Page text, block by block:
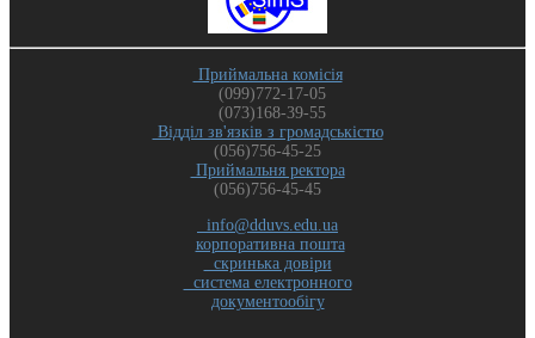
Приймальна комісія
(099)772-17-05
(073)168-39-55
Відділ зв'язків з громадськістю
(056)756-45-25
Приймальня ректора
(056)756-45-45
info@dduvs.edu.ua
корпоративна пошта
скринька довіри
система електронного
документообігу